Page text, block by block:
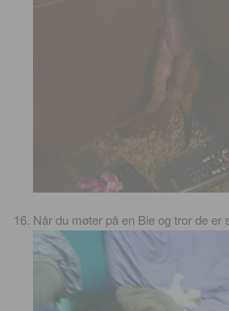
Når du møter på en Bie og tror de er